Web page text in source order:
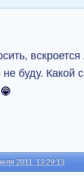
буду. Какой
2011, 13:29:13